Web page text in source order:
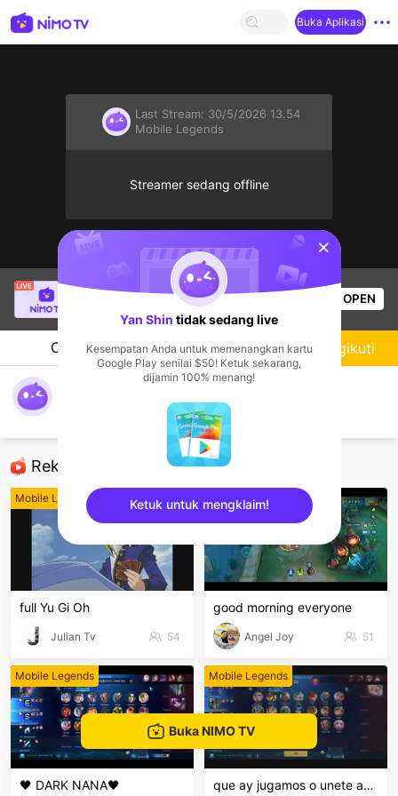
Buka Aplikasi
Last Stream: 30/5/2026 13.54
Mobile Legends
Streamer sedang offline
Christine Eunmin sedang siaran langsung!
51 Penonton OPEN
Chat Streamer
https://nimotv.onelink.me/B6cW/aeec582a
Rekomendasi
Mobile Legends
full Yu Gi Oh
Julian Tv 54
Mobile Legends
good morning everyone
Angel Joy 51
Mobile Legends
🖤 DARK NANA🖤
Mobile Legends
que ay jugamos o unete ami clan
Mengikuti
Buka NIMO TV
sentinelStart
Yan Shin tidak sedang live
Kesempatan Anda untuk memenangkan kartu
Google Play senilai $50! Ketuk sekarang,
dijamin 100% menang!
Ketuk untuk mengklaim!
sentinelEnd